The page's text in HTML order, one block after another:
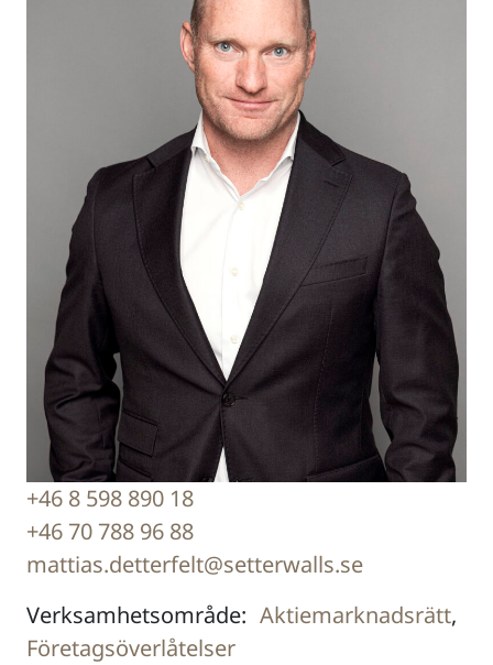
+46 8 598 890 18
+46 70 788 96 88
mattias.detterfelt@setterwalls.se
Verksamhetsområde: Aktiemarknadsrätt,
Företagsöverlåtelser